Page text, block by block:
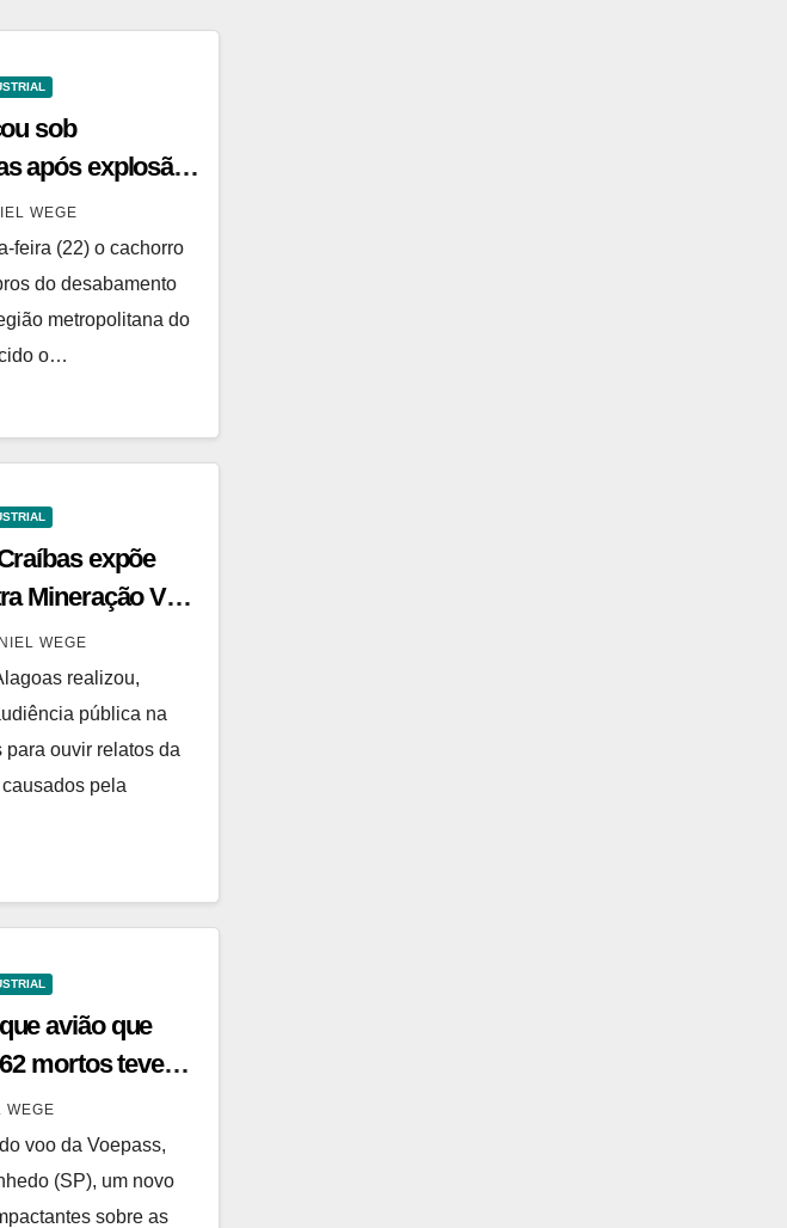
sob
após explosão
WEGE
feira (22) o cachorro
do desabamento
metropolitana do
o…
expõe
Mineração Vale
no Agreste de
WEGE
realizou,
pública na
ouvir relatos da
pela
avião que
mortos teve
bordo horas
WEGE
voo da Voepass,
(SP), um novo
sobre as